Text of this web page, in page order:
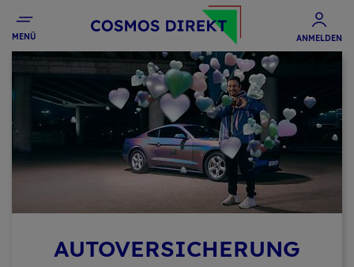
MENÜ ANMELDEN
AU­TO­VER­SI­CHE­RUNG